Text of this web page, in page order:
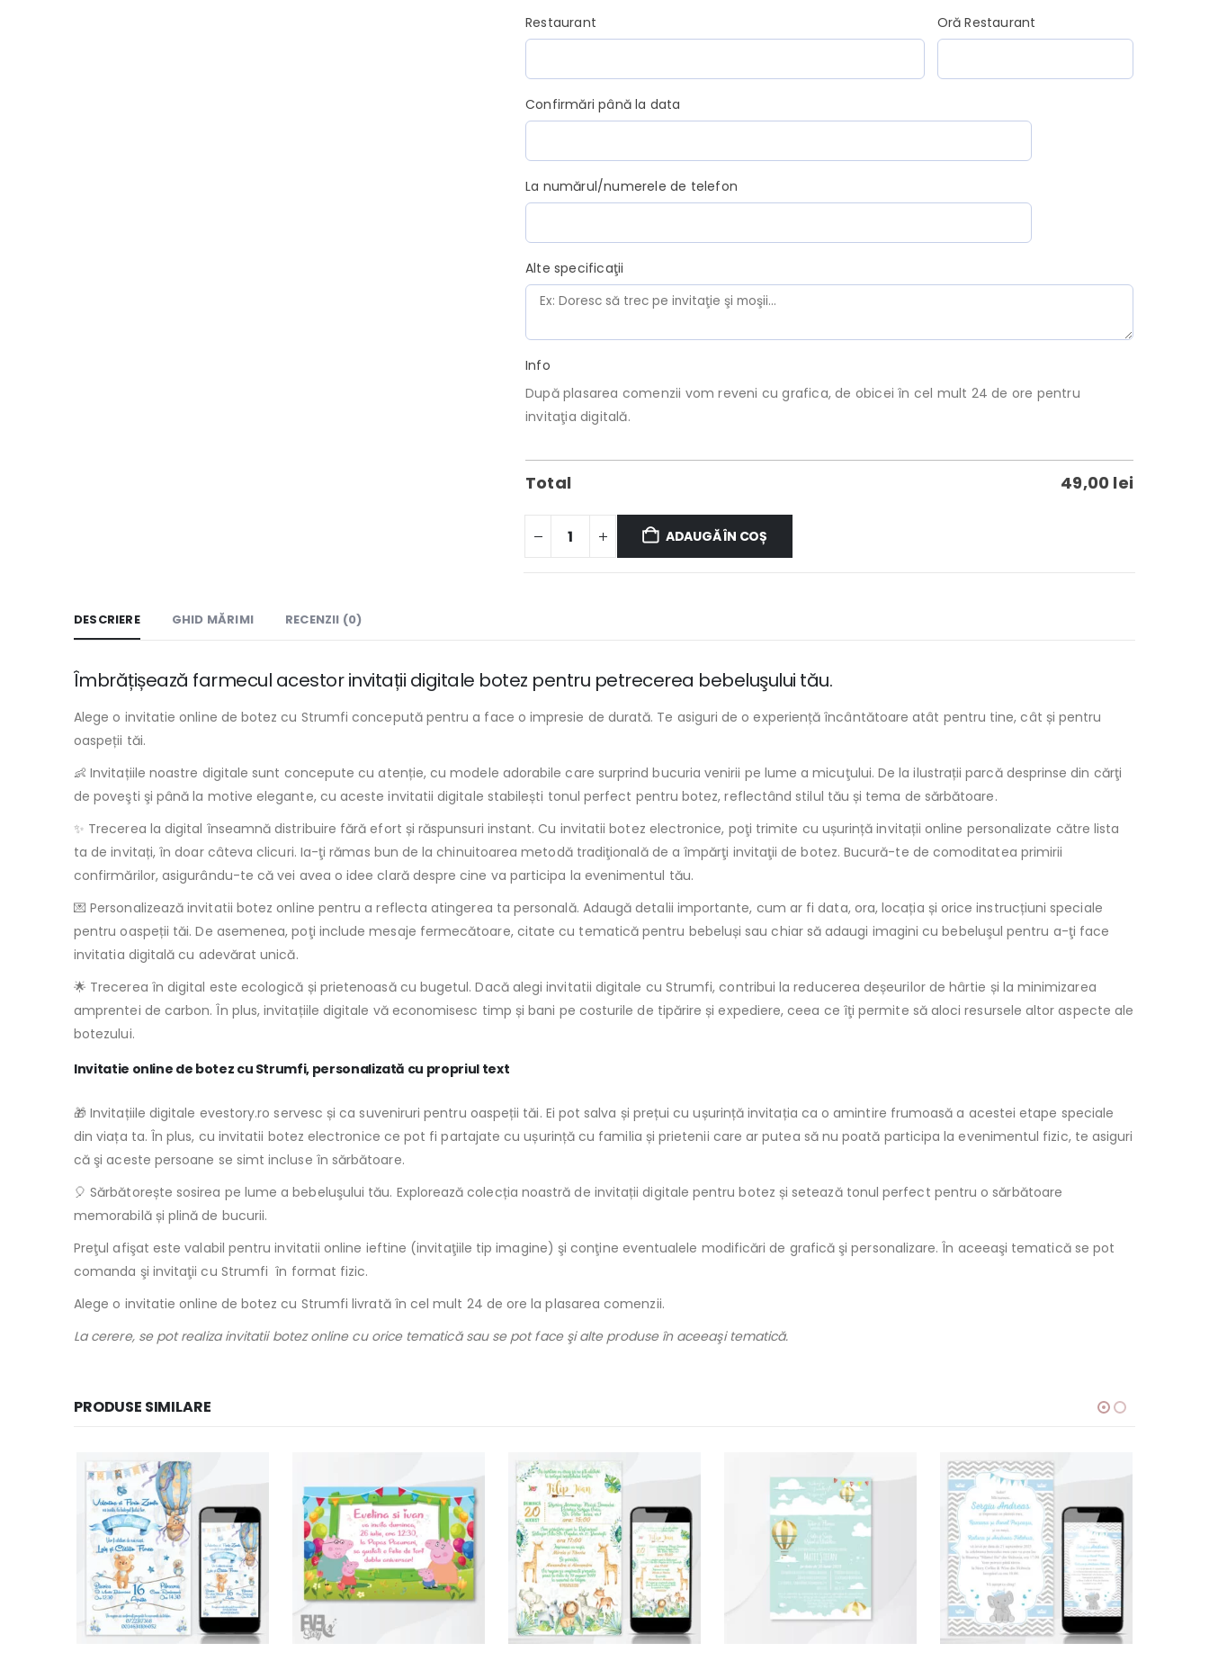
Restaurant Oră Restaurant
Confirmări până la data
La numărul/numerele de telefon
Alte specificaţii
Info
După plasarea comenzii vom reveni cu grafica, de obicei în cel mult 24 de ore pentru
invitaţia digitală.
Total 49,00 lei
ADAUGĂ ÎN COȘ
DESCRIERE GHID MĂRIMI RECENZII (0)
Îmbrățișează farmecul acestor invitații digitale botez pentru petrecerea bebeluşului tău.
Alege o invitatie online de botez cu Strumfi concepută pentru a face o impresie de durată. Te asiguri de o experiență încântătoare atât pentru tine, cât și pentru
oaspeții tăi.
👶 Invitațiile noastre digitale sunt concepute cu atenție, cu modele adorabile care surprind bucuria venirii pe lume a micuţului. De la ilustrații parcă desprinse din cărţi
de poveşti şi până la motive elegante, cu aceste invitatii digitale stabilești tonul perfect pentru botez, reflectând stilul tău și tema de sărbătoare.
✨ Trecerea la digital înseamnă distribuire fără efort și răspunsuri instant. Cu invitatii botez electronice, poţi trimite cu ușurință invitații online personalizate către lista
ta de invitați, în doar câteva clicuri. Ia-ţi rămas bun de la chinuitoarea metodă tradiţională de a împărţi invitaţii de botez. Bucură-te de comoditatea primirii
confirmărilor, asigurându-te că vei avea o idee clară despre cine va participa la evenimentul tău.
💌 Personalizează invitatii botez online pentru a reflecta atingerea ta personală. Adaugă detalii importante, cum ar fi data, ora, locația și orice instrucțiuni speciale
pentru oaspeții tăi. De asemenea, poţi include mesaje fermecătoare, citate cu tematică pentru bebeluși sau chiar să adaugi imagini cu bebeluşul pentru a-ţi face
invitatia digitală cu adevărat unică.
🌟 Trecerea în digital este ecologică și prietenoasă cu bugetul. Dacă alegi invitatii digitale cu Strumfi, contribui la reducerea deșeurilor de hârtie și la minimizarea
amprentei de carbon. În plus, invitațiile digitale vă economisesc timp și bani pe costurile de tipărire și expediere, ceea ce îţi permite să aloci resursele altor aspecte ale
botezului.
Invitatie online de botez cu Strumfi, personalizată cu propriul text
🎁 Invitațiile digitale evestory.ro servesc și ca suveniruri pentru oaspeții tăi. Ei pot salva și prețui cu ușurință invitația ca o amintire frumoasă a acestei etape speciale
din viața ta. În plus, cu invitatii botez electronice ce pot fi partajate cu ușurință cu familia și prietenii care ar putea să nu poată participa la evenimentul fizic, te asiguri
că şi aceste persoane se simt incluse în sărbătoare.
🎈 Sărbătorește sosirea pe lume a bebeluşului tău. Explorează colecția noastră de invitații digitale pentru botez și setează tonul perfect pentru o sărbătoare
memorabilă și plină de bucurii.
Preţul afişat este valabil pentru invitatii online ieftine (invitaţiile tip imagine) şi conţine eventualele modificări de grafică şi personalizare. În aceeaşi tematică se pot
comanda şi invitaţii cu Strumfi în format fizic.
Alege o invitatie online de botez cu Strumfi livrată în cel mult 24 de ore la plasarea comenzii.
La cerere, se pot realiza invitatii botez online cu orice tematică sau se pot face şi alte produse în aceeaşi tematică.
PRODUSE SIMILARE